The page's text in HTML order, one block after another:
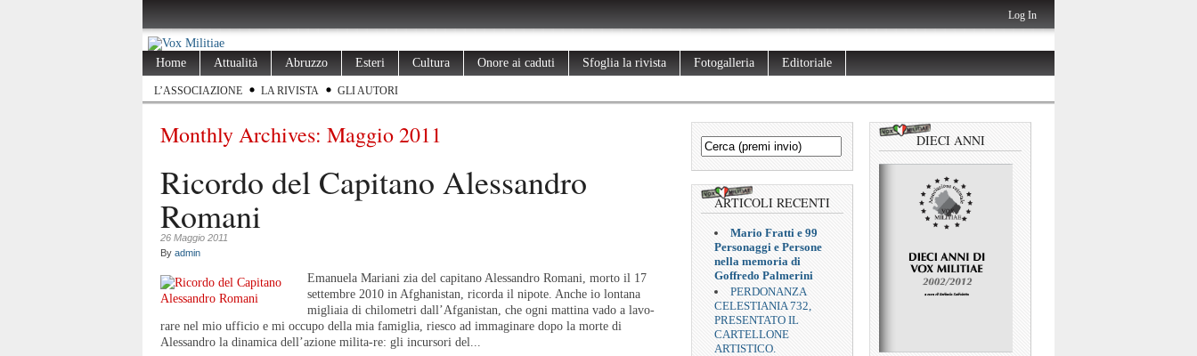
Log In
Home Attualità Abruzzo Esteri Cultura Onore ai caduti Sfoglia la rivista Fotogalleria Editoriale
L’ASSOCIAZIONE LA RIVISTA GLI AUTORI
Monthly Archives: Maggio 2011
Ricordo del Capitano Alessandro
Romani
26 Maggio 2011
By admin
Emanuela Mariani zia del capitano Alessandro Romani, morto il 17
settembre 2010 in Afghanistan, ricorda il nipote. Anche io lontana
migliaia di chilometri dall’Afganistan, che ogni mattina vado a lavo-
rare nel mio ufficio e mi occupo della mia famiglia, riesco ad immaginare dopo la morte di
Alessandro la dinamica dell’azione milita-re: gli incursori del...
ARTICOLI RECENTI
Mario Fratti e 99
Personaggi e Persone
nella memoria di
Goffredo Palmerini
PERDONANZA
CELESTIANIA 732,
PRESENTATO IL
CARTELLONE
ARTISTICO.
DIECI ANNI